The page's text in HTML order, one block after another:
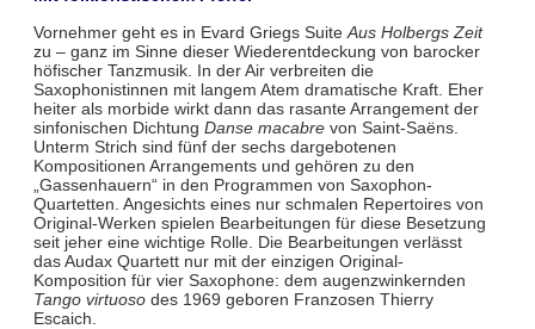
Vornehmer geht es in Evard Griegs Suite Aus Holbergs Zeit
zu – ganz im Sinne dieser Wiederentdeckung von barocker
höfischer Tanzmusik. In der Air verbreiten die
Saxophonistinnen mit langem Atem dramatische Kraft. Eher
heiter als morbide wirkt dann das rasante Arrangement der
sinfonischen Dichtung Danse macabrevon Saint-Saëns.
Unterm Strich sind fünf der sechs dargebotenen
Kompositionen Arrangements und gehören zu den
„Gassenhauern“ in den Programmen von Saxophon-
Quartetten. Angesichts eines nur schmalen Repertoires von
Original-Werken spielen Bearbeitungen für diese Besetzung
seit jeher eine wichtige Rolle. Die Bearbeitungen verlässt
das Audax Quartett nur mit der einzigen Original-
Komposition für vier Saxophone: dem augenzwinkernden
Tango virtuosodes 1969 geboren Franzosen Thierry
Escaich.